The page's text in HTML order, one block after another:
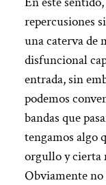
repercusiones
una caterva de
disfuncional
entrada, sin
podemos
bandas que
tengamos algo
orgullo y cierta
Obviamente